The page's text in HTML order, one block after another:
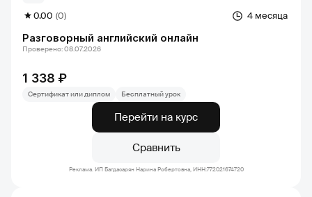
Разговорный английский онлайн
4 месяца
0.00 (0)
1 338 ₽
Проверено: 08.07.2026
Сертификат или диплом Бесплатный урок
Перейти на курс
Сравнить
Реклама. ИП Багдасарян Нарина Робертовна, ИНН:772021674720